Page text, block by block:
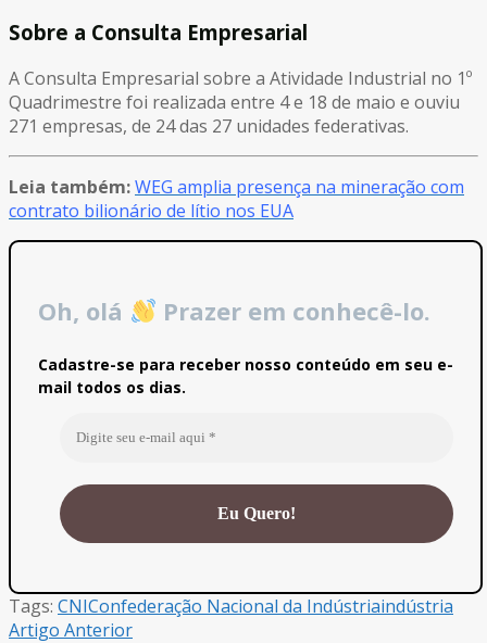
Sobre a Consulta Empresarial
A Consulta Empresarial sobre a Atividade Industrial no 1º
Quadrimestre foi realizada entre 4 e 18 de maio e ouviu
271 empresas, de 24 das 27 unidades federativas.
Leia também:WEG amplia presença na mineração com
contrato bilionário de lítio nos EUA
Oh, olá Prazer em conhecê-lo.
Cadastre-se para receber nosso conteúdo em seu e-
mail todos os dias.
Tags: CNIConfederação Nacional da Indústriaindústria
Artigo Anterior